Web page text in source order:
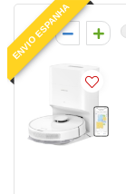
ENVIO ESPANHA
0